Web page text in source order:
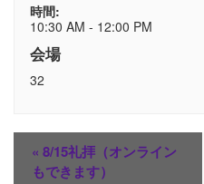
時間:
10:30 AM - 12:00 PM
会場
32
« 8/15礼拝（オンライン
もできます）